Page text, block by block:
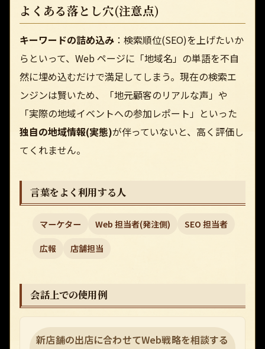
よくある落とし穴(注意点)
キーワードの詰め込み ：検索順位(SEO)を上げたいか
らといって、Web ページに「地域名」の単語を不自
然に埋め込むだけで満足してしまう。現在の検索エ
ンジンは賢いため、「地元顧客のリアルな声」や
「実際の地域イベントへの参加レポート」といった
独自の地域情報(実態)が伴っていないと、高く評価し
てくれません。
言葉をよく利用する人
マーケター Web 担当者(発注側) SEO 担当者
広報 店舗担当
会話上での使用例
新店舗の出店に合わせてWeb戦略を相談する